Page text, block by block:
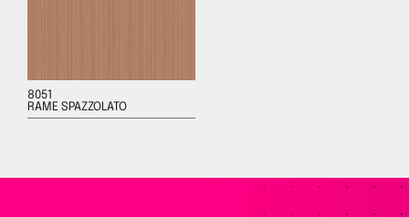
8051
RAME SPAZZOLATO